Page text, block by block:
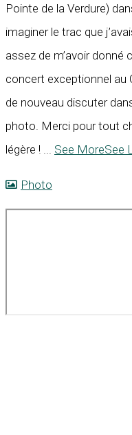
Pointe de la Verdure)
imaginer le trac que
assez de m’avoir donné
concert exceptionnel au
de nouveau discuter
photo. Merci pour tout
légère !
See MoreSee
Photo